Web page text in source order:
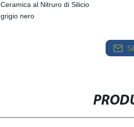
Ceramica al Nitruro di Silicio
grigio nero